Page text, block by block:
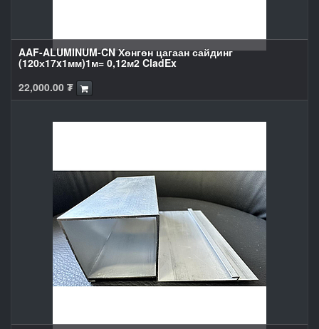
AAF-ALUMINUM-CN Хөнгөн цагаан сайдинг
(120х17x1мм)1м= 0,12м2 CladEx
22,000.00 ₮